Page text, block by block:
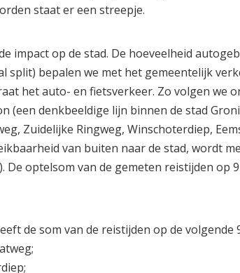
staat er een streepje.
impact op de stad. De hoeveelheid
split) bepalen we met het gemeentelijk
het auto- en fietsverkeer. Zo volgen we
(een denkbeeldige lijn binnen de stad
Zuidelijke Ringweg, Winschoterdiep,
van buiten naar de stad, wordt
optelsom van de gemeten reistijden op
de som van de reistijden op de volgende